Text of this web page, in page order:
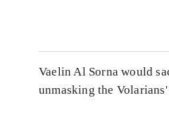
Vaelin Al Sorna would
unmasking the